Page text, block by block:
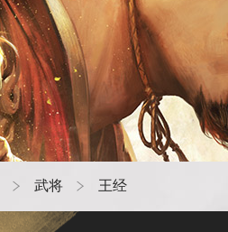
武将 王经